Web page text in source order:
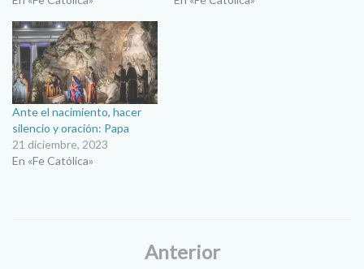
Ante el nacimiento, hacer
silencio y oración: Papa
21 diciembre, 2023
En «Fe Católica»
Anterior